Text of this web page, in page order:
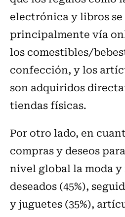
electrónica y libros
principalmente vía
los comestibles/
confección, y los
son adquiridos
tiendas físicas.
Por otro lado, en
compras y deseos
nivel global la moda y
deseados (45%),
y juguetes (35%),